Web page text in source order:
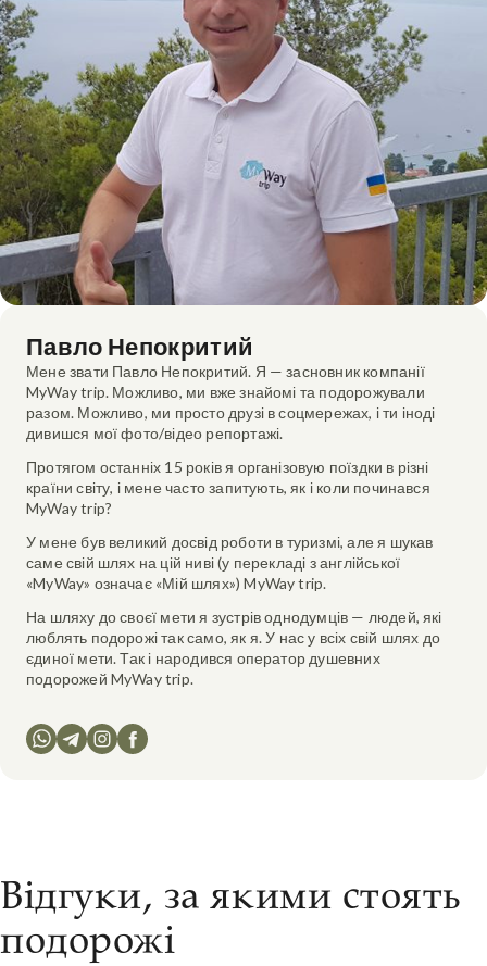
Павло Непокритий
Мене звати Павло Непокритий. Я — засновник компанії
MyWay trip. Можливо, ми вже знайомі та подорожували
разом. Можливо, ми просто друзі в соцмережах, і ти іноді
дивишся мої фото/відео репортажі.
Протягом останніх 15 років я організовую поїздки в різні
країни світу, і мене часто запитують, як і коли починався
MyWay trip?
У мене був великий досвід роботи в туризмі, але я шукав
саме свій шлях на цій ниві (у перекладі з англійської
«MyWay» означає «Мій шлях») MyWay trip.
На шляху до своєї мети я зустрів однодумців — людей, які
люблять подорожі так само, як я. У нас у всіх свій шлях до
єдиної мети. Так і народився оператор душевних
подорожей MyWay trip.
Відгуки, за якими стоять
подорожі